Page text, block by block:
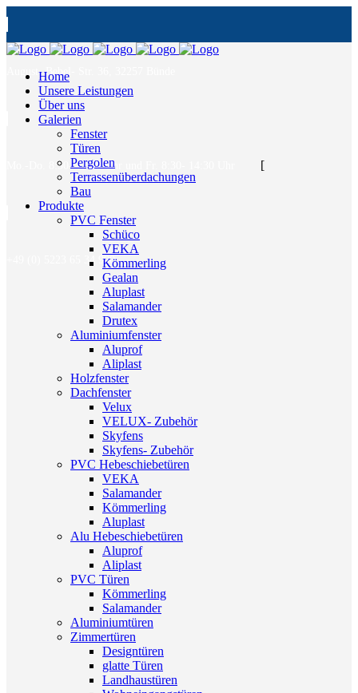
August- Bebel- Str. 36, 32257 Bünde
Mo.-Do. 8:30- 17:00 Uhr und Fr. 8:30- 14:30 Uhr [
+49 (0) 5223 65 34 900
Home
Unsere Leistungen
Über uns
Galerien
Fenster
Türen
Pergolen
Terrassenüberdachungen
Bau
Produkte
PVC Fenster
Schüco
VEKA
Kömmerling
Gealan
Aluplast
Salamander
Drutex
Aluminiumfenster
Aluprof
Aliplast
Holzfenster
Dachfenster
Velux
VELUX- Zubehör
Skyfens
Skyfens- Zubehör
PVC Hebeschiebetüren
VEKA
Salamander
Kömmerling
Aluplast
Alu Hebeschiebetüren
Aluprof
Aliplast
PVC Türen
Kömmerling
Salamander
Aluminiumtüren
Zimmertüren
Designtüren
glatte Türen
Landhaustüren